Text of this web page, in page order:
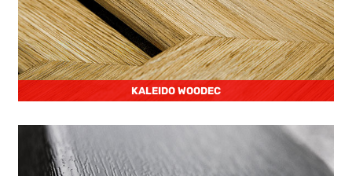
KALEIDO WOODEC